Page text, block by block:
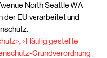
North Seattle WA
der EU verarbeitet und
,«Häufig gestellte
Grundverordnung